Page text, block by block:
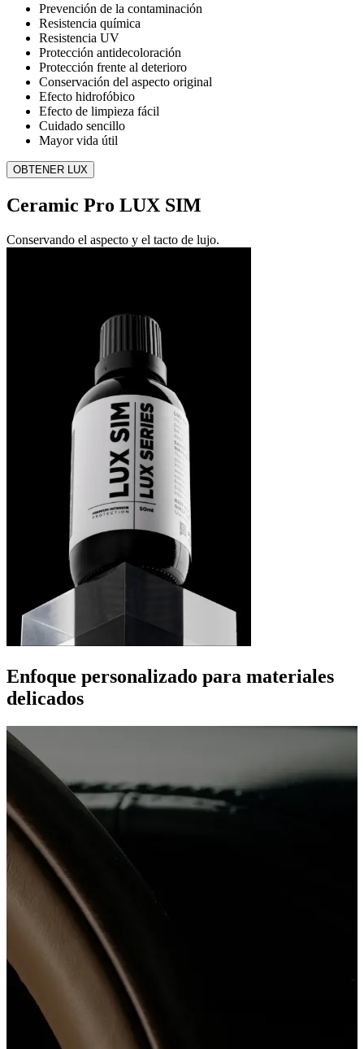
Prevención de la contaminación
Resistencia química
Resistencia UV
Protección antidecoloración
Protección frente al deterioro
Conservación del aspecto original
Efecto hidrofóbico
Efecto de limpieza fácil
Cuidado sencillo
Mayor vida útil
OBTENER LUX
Ceramic Pro LUX SIM
Conservando el aspecto y el tacto de lujo.
Enfoque personalizado para materiales
delicados